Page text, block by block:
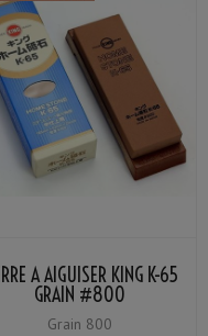
À AIGUISER KING K-65
GRAIN #800
Grain 800